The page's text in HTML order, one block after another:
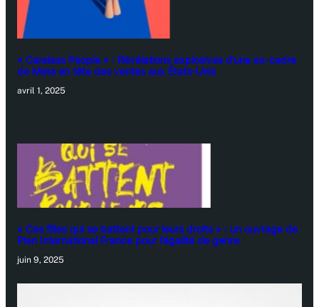
« Careless People » : Révélations explosives d’une ex-cadre
de Meta en tête des ventes aux États-Unis
avril 1, 2025
« Ces filles qui se battent pour leurs droits » : un ouvrage de
Plan International France pour l’égalité de genre
juin 9, 2025